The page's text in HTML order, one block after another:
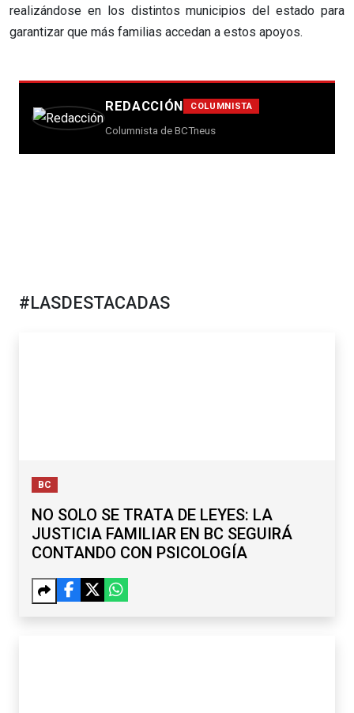
realizándose en los distintos municipios del estado para
garantizar que más familias accedan a estos apoyos.
REDACCIÓN COLUMNISTA
Columnista de BCTneus
#LASDESTACADAS
BC
NO SOLO SE TRATA DE LEYES: LA
JUSTICIA FAMILIAR EN BC SEGUIRÁ
CONTANDO CON PSICOLOGÍA